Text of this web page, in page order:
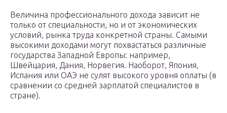
Величина профессионального дохода зависит не
только от специальности, но и от экономических
условий, рынка труда конкретной страны. Самыми
высокими доходами могут похвастаться различные
государства Западной Европы: например,
Швейцария, Дания, Норвегия. Наоборот, Япония,
Испания или ОАЭ не сулят высокого уровня оплаты (в
сравнении со средней зарплатой специалистов в
стране).